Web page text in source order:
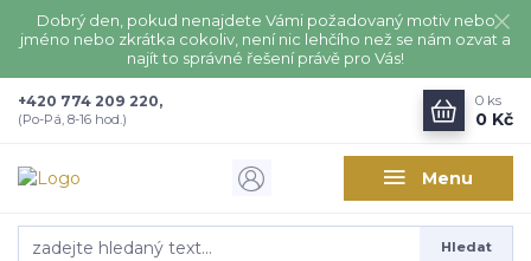
Dobrý den, pokud nenajdete Vámi požadovaný motiv nebo
jméno nebo zkrátka cokoliv, není nic lehčího než se nám ozvat a
najít to správné řešení právě pro Vás!
Menu
Hledat
+420 774 209 220,
(Po-Pá, 8-16 hod.)
0 ks
0 Kč